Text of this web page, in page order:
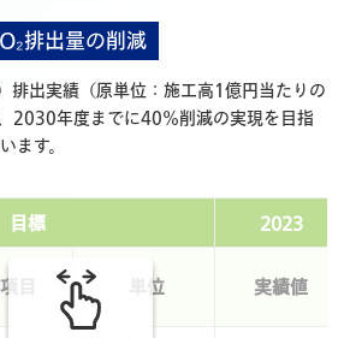
排出量の削減
排出実績（原単位：施工高1億円当たりの
2030年度までに40％削減の実現を目指
ます。
目標 2023
目 単位 実績値